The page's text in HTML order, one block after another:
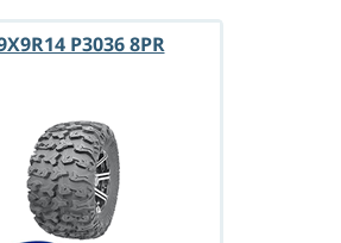
29X9R14 P3036 8PR